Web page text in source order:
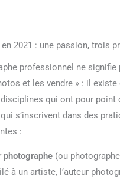
2021 : une passion, trois
professionnel ne signifie
et les vendre » : il existe
qui ont pour point
s’inscrivent dans des
:
photographe (ou
à un artiste, l’auteur